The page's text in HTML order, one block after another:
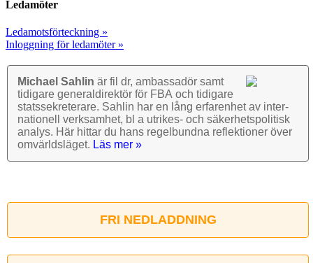
Ledamöter
Ledamotsförteckning »
Inloggning för ledamöter »
Michael Sahlin är fil dr, ambassadör samt
tidigare general­direktör för FBA och tidigare
stats­sekre­terare. Sahlin har en lång erfarenhet av inter­
nationell verk­samhet, bl a utrikes- och säkerhets­politisk
analys. Här hittar du hans regel­bundna reflek­tioner över
omvärlds­läget. Läs mer »
FRI NEDLADDNING